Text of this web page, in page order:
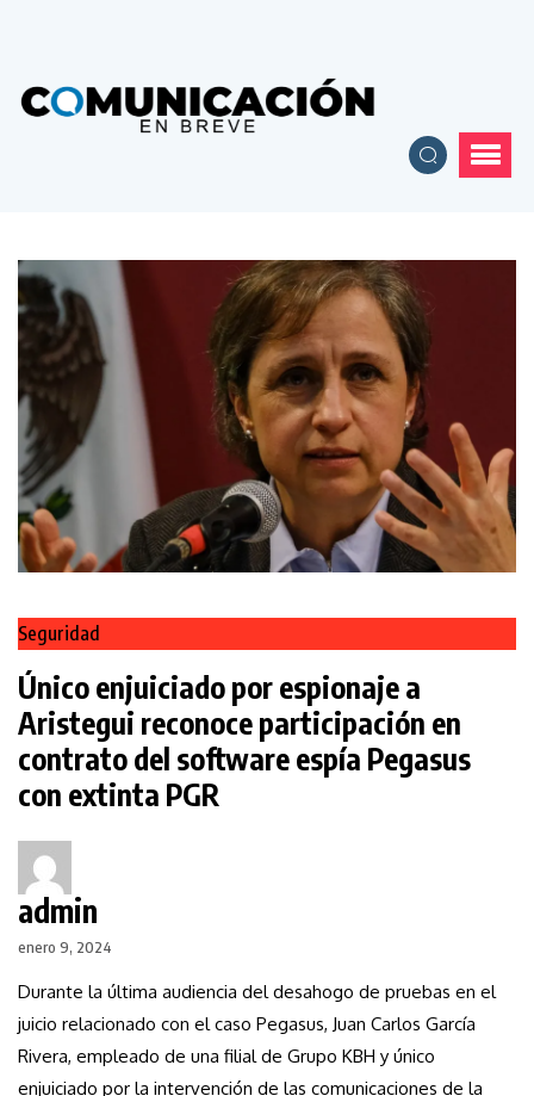
Seguridad
Único enjuiciado por espionaje a
Aristegui reconoce participación en
contrato del software espía Pegasus
con extinta PGR
admin
enero 9, 2024
Durante la última audiencia del desahogo de pruebas en el
juicio relacionado con el caso Pegasus, Juan Carlos García
Rivera, empleado de una filial de Grupo KBH y único
enjuiciado por la intervención de las comunicaciones de la